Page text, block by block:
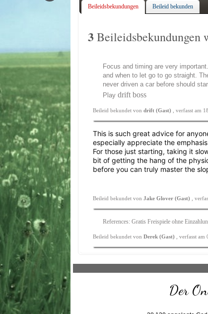
Beileidsbekundungen Beileid bekunden
3 Beileidsbekundungen
Focus and timing are very
and when to let go to go straight.
never driven a car before should
Playdrift boss
Beileid bekundet vondrift (Gast) , verfasst am
This is such great advice for
especially appreciate the
For those just starting, taking it
bit of getting the hang of the
before you can truly master the
Beileid bekundet vonJake Glover (Gast) ,
References: Gratis Freispiele ohne
Beileid bekundet vonDerek (Gast) , verfasst
Der